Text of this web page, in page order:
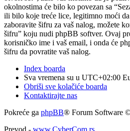
okolnostima će bilo ko povezan sa
ili bilo koje treće lice, legitimno moći
zaboravite šifru za vaš nalog, možete
šifru” koju nudi phpBB softver. Ovaj
korisničko ime i vaš email, i onda će
šifru da povratite vaš nalog.
Index boarda
Sva vremena su u UTC+02:00
Obriši sve kolačiće boarda
Kontaktirajte nas
Pokreće ga phpBB® Forum Software